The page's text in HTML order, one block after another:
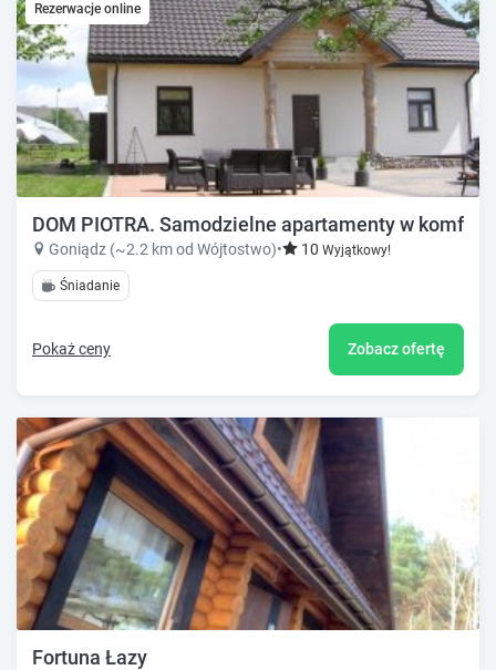
Rezerwacje online
DOM PIOTRA. Samodzielne apartamenty w
Goniądz (~2.2 km od Wójtostwo)• 10 Wyjątkowy!
Śniadanie
Pokaż ceny Zobacz ofertę
Fortuna Łazy